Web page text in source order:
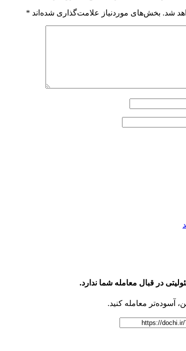
شد. بخش‌های موردنیاز علامت‌گذاری شده‌اند *
در قبال معامله شما ندارد.
آسوده‌تر معامله کنید.